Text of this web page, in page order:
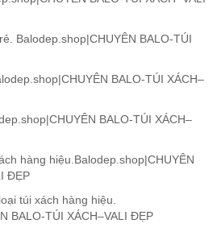
Balodep.shop|CHUYÊN BALO-TÚI
BALO-TÚI XÁCH–
BALO-TÚI XÁCH–
hàng hiệu.Balodep.shop|CHUYÊN
ĐẸP
túi xách hàng hiệu.
BALO-TÚI XÁCH–VALI ĐẸP